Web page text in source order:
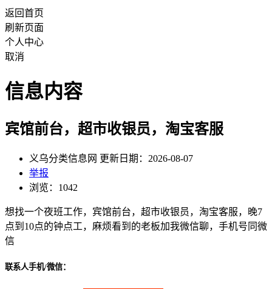
返回首页
刷新页面
个人中心
取消
信息内容
宾馆前台，超市收银员，淘宝客服
义乌分类信息网 更新日期：2026-08-07
举报
浏览：1042
想找一个夜班工作，宾馆前台，超市收银员，淘宝客服，晚7
点到10点的钟点工，麻烦看到的老板加我微信聊，手机号同微
信
联系人手机/微信：